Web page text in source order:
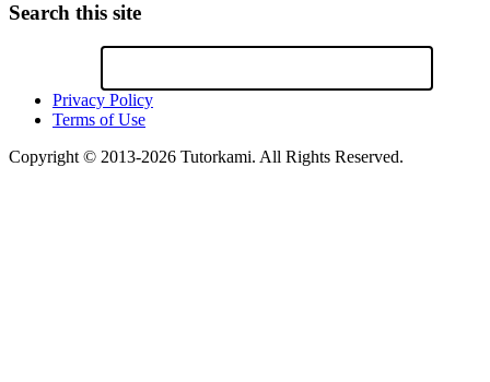
Search this site
Privacy Policy
Terms of Use
Copyright © 2013-2026 Tutorkami. All Rights Reserved.